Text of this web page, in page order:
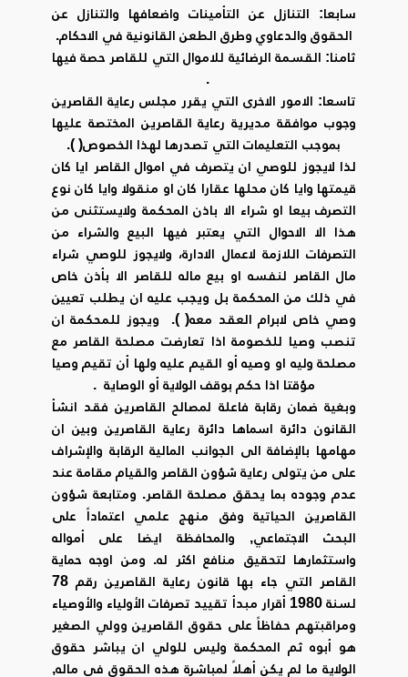
سابعا: التنازل عن التأمينات واضعافها والتنازل عن
الحقوق والدعاوي وطرق الطعن القانونية في الاحكام.
ثامنا: القسمة الرضائية للاموال التي للقاصر حصة فيها
.
تاسعا: الامور الاخرى التي يقرر مجلس رعاية القاصرين
وجوب موافقة مديرية رعاية القاصرين المختصة عليها
بموجب التعليمات التي تصدرها لهذا الخصوص( ).
لذا لايجوز للوصي ان يتصرف في اموال القاصر ايا كان
قيمتها وايا كان محلها عقارا كان او منقولا وايا كان نوع
التصرف بيعا او شراء الا باذن المحكمة ولايستثنى من
هذا الا الاحوال التي يعتبر فيها البيع والشراء من
التصرفات اللازمة لاعمال الادارة، ولايجوز للوصي شراء
مال القاصر لنفسه او بيع ماله للقاصر الا بأذن خاص
في ذلك من المحكمة بل ويجب عليه ان يطلب تعيين
وصي خاص لابرام العقد معه( ). ويجوز للمحكمة ان
تنصب وصيا للخصومة اذا تعارضت مصلحة القاصر مع
مصلحة وليه او وصيه أو القيم عليه ولها أن تقيم وصيا
مؤقتا اذا حكم بوقف الولاية أو الوصاية .
وبغية ضمان رقابة فاعلة لمصالح القاصرين فقد انشأ
القانون دائرة اسماها دائرة رعاية القاصرين وبين ان
مهامها بالإضافة الى الجوانب المالية الرقابة والإشراف
على من يتولى رعاية شؤون القاصر والقيام مقامة عند
عدم وجوده بما يحقق مصلحة القاصر. ومتابعة شؤون
القاصرين الحياتية وفق منهج علمي اعتماداً على
البحث الاجتماعي, والمحافظة ايضا على أمواله
واستثمارها لتحقيق منافع اكثر له. ومن اوجه حماية
القاصر التي جاء بها قانون رعاية القاصرين رقم 78
لسنة 1980 أقرار مبدأ تقييد تصرفات الأولياء والأوصياء
ومراقبتهم حفاظاً على حقوق القاصرين وولي الصغير
هو أبوه ثم المحكمة وليس للولي ان يباشر حقوق
الولاية ما لم يكن أهلاً لمباشرة هذه الحقوق في ماله,